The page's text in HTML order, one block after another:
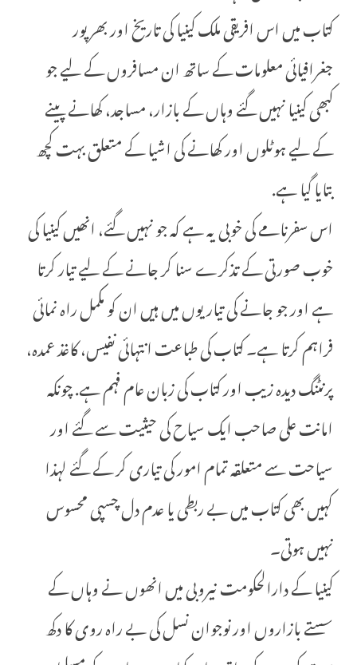
کتاب میں اس افریقی ملک کینیا کی تاریخ اور بھر پور
جغرافیائی معلومات کے ساتھ ان مسافروں کے لیے جو
کبھی کینیا نہیں گئے وہاں کے بازار، مساجد، کھانے پینے
کے لیے ہوٹلوں اور کھانے کی اشیا کے متعلق بہت کچھ
بتایا گیا ہے.
اس سفرنامے کی خوبی یہ ہے کہ جو نہیں گئے، انھیں کینیا کی
خوب صورتی کے تذکرے سنا کر جانے کے لیے تیار کرتا
ہے اور جو جانے کی تیاریوں میں ہیں ان کو مکمل راہ نمائی
فراہم کرتا ہے۔ کتاب کی طباعت انتہائی نفیس، کاغذ عمدہ،
پرنٹنگ دیدہ زیب اور کتاب کی زبان عام فہم ہے. چونکہ
امانت علی صاحب ایک سیاح کی حیثیت سے گئے اور
سیاحت سے متعلقہ تمام امور کی تیاری کر کے گئے لہذا
کہیں بھی کتاب میں بے ربطی یا عدم دل چسپی محسوس
نہیں ہوتی۔
کینیا کے دارالحکومت نیروبی میں انھوں نے وہاں کے
سستے بازاروں اور نوجوان نسل کی بے راہ روی کا دکھ